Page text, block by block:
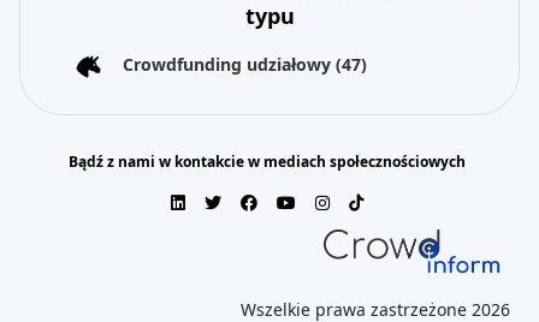
typu
Crowdfunding udziałowy (47)
Bądź z nami w kontakcie w mediach społecznościowych
Wszelkie prawa zastrzeżone 2026